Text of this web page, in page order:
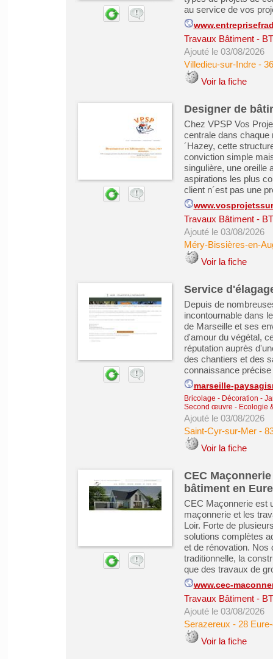
au service de vos
Travaux Bâtiment -
Ajouté le 03/08/2026
Villedieu-sur-Indre-
Voir la fiche
Designer de
Chez VPSP Vos
centrale dans chaque
´Hazey, cette
conviction simple
singulière, une oreille
aspirations les plus
client n´est pas une
Travaux Bâtiment -
Ajouté le 03/08/2026
Méry-Bissières-en-
Voir la fiche
Service
Depuis de
incontournable dans
de Marseille et ses
d'amour du végétal,
réputation auprès
des chantiers et des
connaissance précise
marseille-
Bricolage - Décoration -
Second œuvre - Ecologie
Ajouté le 03/08/2026
Saint-Cyr-sur-Mer-
Voir la fiche
CEC
bâtiment en
CEC Maçonnerie est
maçonnerie et les
Loir. Forte de
solutions complètes
et de rénovation. Nos
traditionnelle, la
que des travaux de
www.cec-
Travaux Bâtiment -
Ajouté le 03/08/2026
Serazereux - 28
Voir la fiche